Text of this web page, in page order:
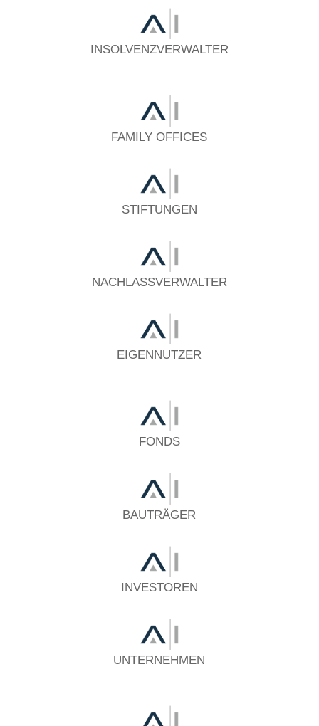
INSOLVENZVERWALTER
FAMILY OFFICES
STIFTUNGEN
NACHLASSVERWALTER
EIGENNUTZER
FONDS
BAUTRÄGER
INVESTOREN
UNTERNEHMEN